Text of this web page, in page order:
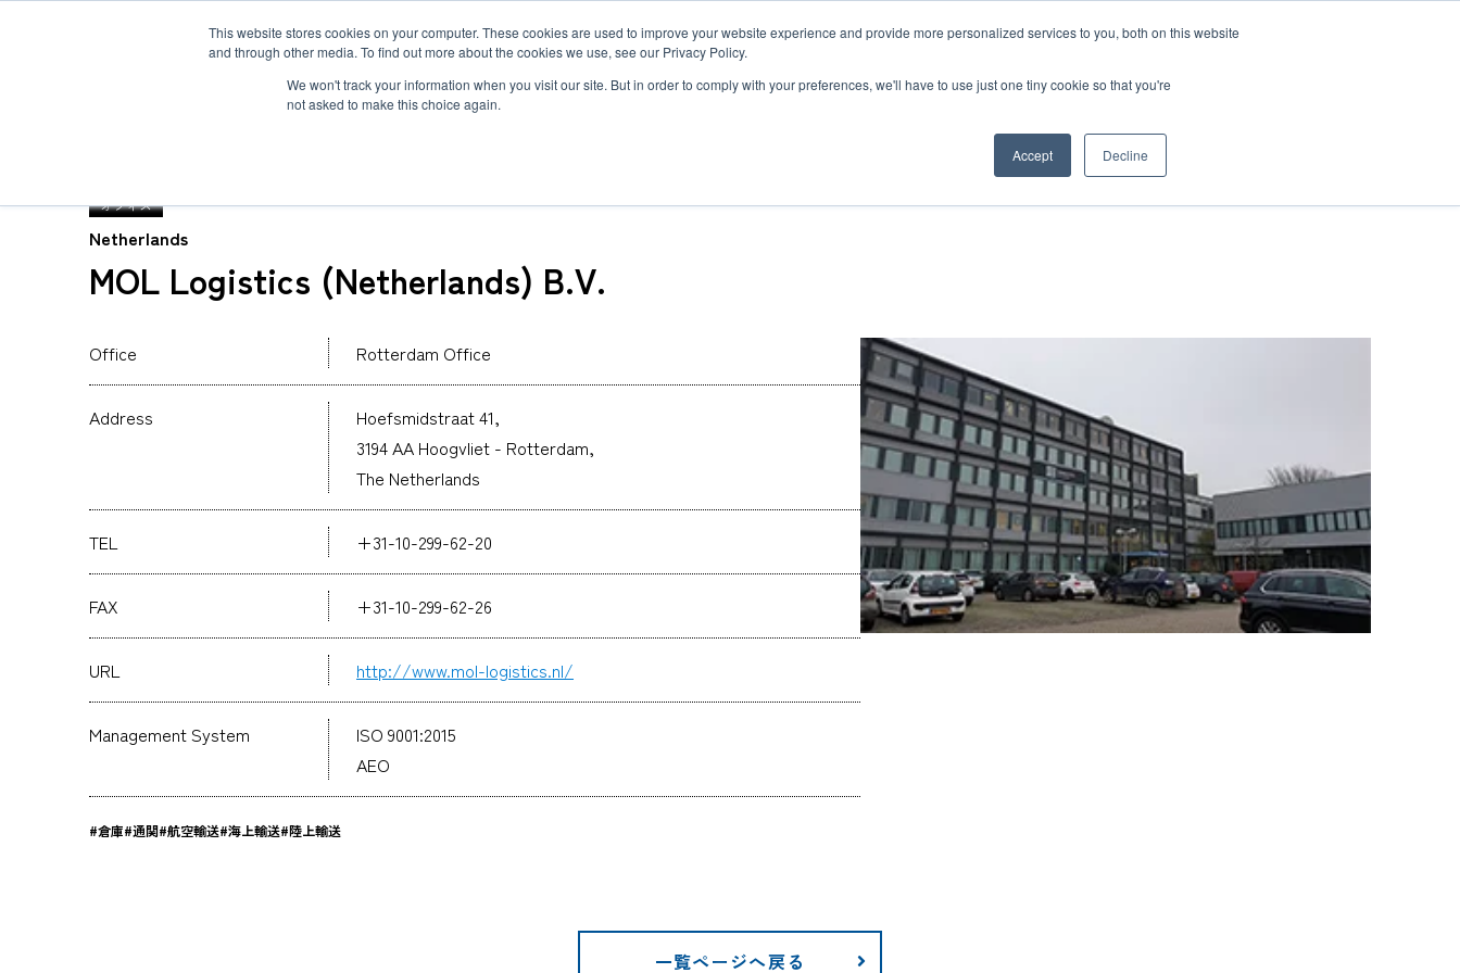
This website stores cookies on your computer. These cookies are used to improve your website experience and provide more personalized services to you, both on this website
and through other media. To find out more about the cookies we use, see our Privacy Policy.
We won't track your information when you visit our site. But in order to comply with your preferences, we'll have to use just one tiny cookie so that you're
not asked to make this choice again.
Accept Decline
MLG BLOGJP/EN
重量物・プロジェクト貨物輸送 半導体関連・精密機器輸送
アフリカ物流ソリューション
国際航空輸送
インタクトサービス
爆発物検査
航空貨物搬入先一覧
国際海上輸送
カーボンインセット
複合一貫輸送
海外引越 MCS
お客様事例 サステナビリティ
Safety＆Value Innovation
企業情報
トップメッセージ 企業概要・沿革
３分で分かるMOL Logistics ダイバーシティ
FAQ
オフィス
Netherlands
MOL Logistics (Netherlands) B.V.
Office Rotterdam Office
Address
Hoefsmidstraat 41,
3194 AA Hoogvliet - Rotterdam,
The Netherlands
TEL +31-10-299-62-20
FAX +31-10-299-62-26
URL http://www.mol-logistics.nl/
Management System
ISO 9001:2015
AEO
#倉庫#通関#航空輸送#海上輸送#陸上輸送
一覧ページへ戻る